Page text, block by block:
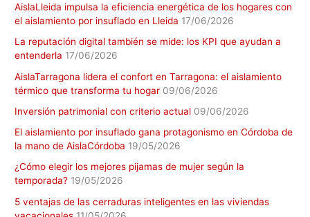
AislaLleida impulsa la eficiencia energética de los hogares con
el aislamiento por insuflado en Lleida 17/06/2026
La reputación digital también se mide: los KPI que ayudan a
entenderla 17/06/2026
AislaTarragona lidera el confort en Tarragona: el aislamiento
térmico que transforma tu hogar 09/06/2026
Inversión patrimonial con criterio actual 09/06/2026
El aislamiento por insuflado gana protagonismo en Córdoba de
la mano de AislaCórdoba 19/05/2026
¿Cómo elegir los mejores pijamas de mujer según la
temporada? 19/05/2026
5 ventajas de las cerraduras inteligentes en las viviendas